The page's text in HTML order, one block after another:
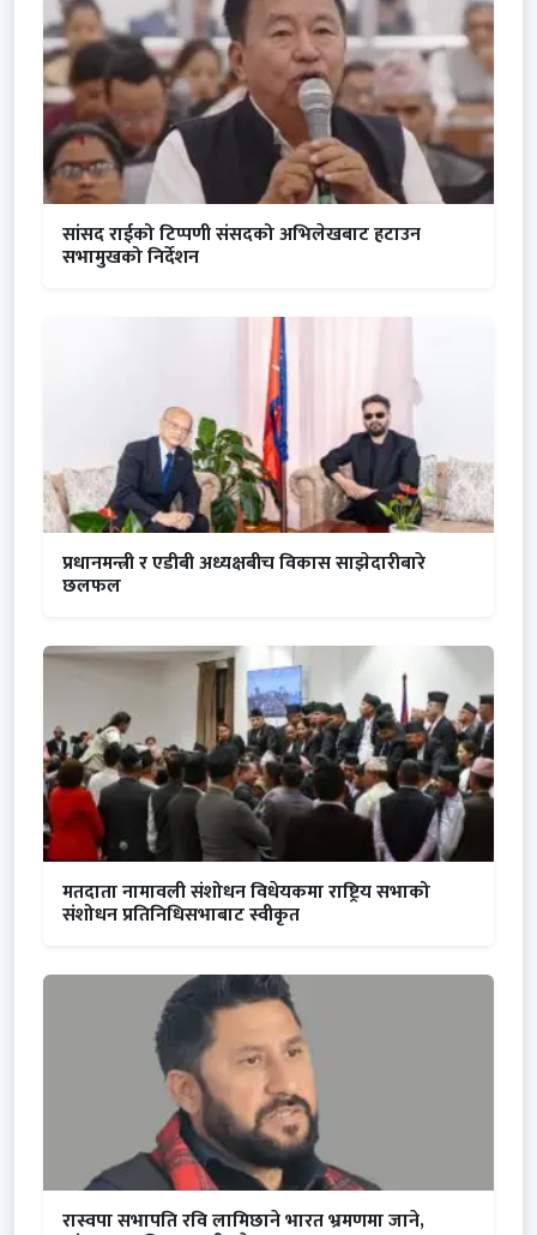
सांसद राईको टिप्पणी संसदको अभिलेखबाट हटाउन
सभामुखको निर्देशन
प्रधानमन्त्री र एडीबी अध्यक्षबीच विकास साझेदारीबारे
छलफल
मतदाता नामावली संशोधन विधेयकमा राष्ट्रिय सभाको
संशोधन प्रतिनिधिसभाबाट स्वीकृत
रास्वपा सभापति रवि लामिछाने भारत भ्रमणमा जाने,